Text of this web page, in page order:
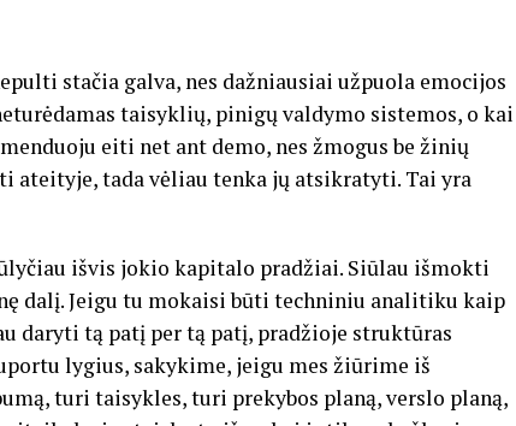
stačia galva, nes dažniausiai užpuola emocijos
taisyklių, pinigų valdymo sistemos, o kai
eiti net ant demo, nes žmogus be žinių
ateityje, tada vėliau tenka jų atsikratyti. Tai yra
išvis jokio kapitalo pradžiai. Siūlau išmokti
dalį. Jeigu tu mokaisi būti techniniu analitiku kaip
daryti tą patį per tą patį, pradžioje struktūras
lygius, sakykime, jeigu mes žiūrime iš
turi taisykles, turi prekybos planą, verslo planą,